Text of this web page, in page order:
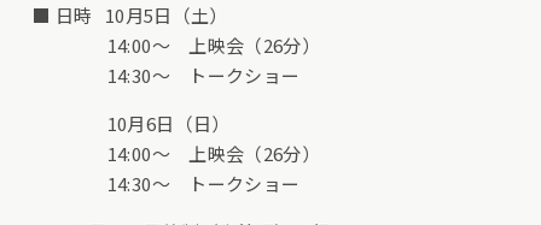
■ 日時 10月5日（土）
14:00～ 上映会（26分）
14:30～ トークショー
10月6日（日）
14:00～ 上映会（26分）
14:30～ トークショー